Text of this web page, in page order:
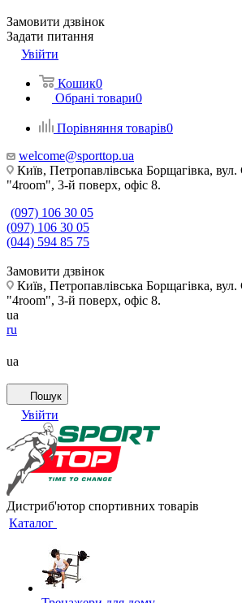
Замовити дзвінок
Задати питання
Увійти
Кошик0
Обрані товари0
Порівняння товарів0
welcome@sporttop.ua
Київ, Петропавлівська Борщагівка,
"4room", 3-й поверх, офіс 8.
(097) 106 30 05
(097) 106 30 05
(044) 594 85 75
Замовити дзвінок
Київ, Петропавлівська Борщагівка,
"4room", 3-й поверх, офіс 8.
ua
ru
ua
Пошук
Увійти
Дистриб'ютор спортивних товарів
Каталог